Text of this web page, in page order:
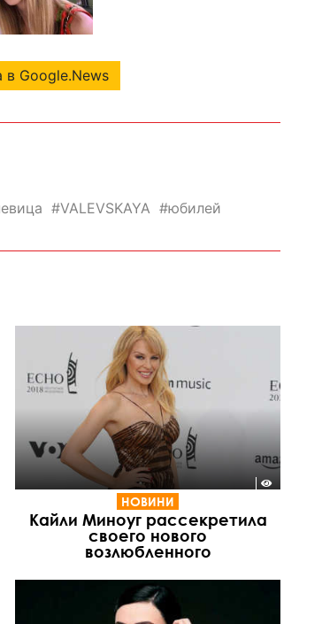
в Google.News
VALEVSKAYA юбилей
НОВИНИ
Кайли Миноуг рассекретила
своего нового
возлюбленного